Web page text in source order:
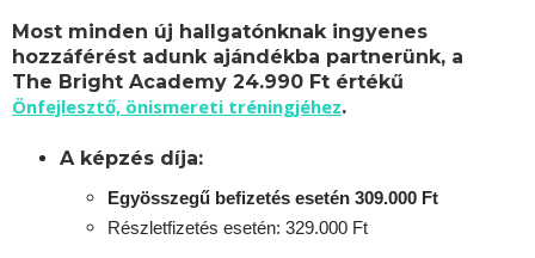
Most minden új hallgatónknak ingyenes
hozzáférést adunk ajándékba partnerünk, a
The Bright Academy 24.990 Ft értékű
Önfejlesztő, önismereti tréningjéhez.
A képzés díja:
Egyösszegű befizetés esetén 309.000 Ft
Részletfizetés esetén: 329.000 Ft